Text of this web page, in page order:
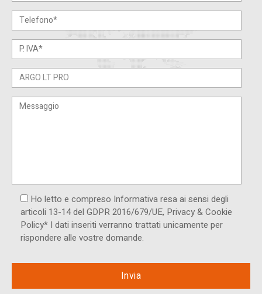
Ho letto e compreso Informativa resa ai ​sensi degli
articoli 13-14 del GDPR 2016/679/UE, Privacy & Cookie
Policy* I dati inseriti verranno trattati unicamente per
rispondere alle vostre domande.